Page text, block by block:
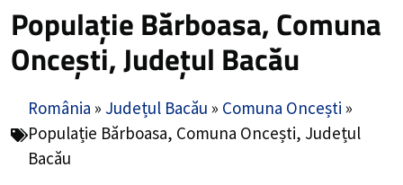
Populație Bărboasa, Comuna
Oncești, Județul Bacău
România » Județul Bacău » Comuna Oncești »
Populație Bărboasa, Comuna Oncești, Județul
Bacău